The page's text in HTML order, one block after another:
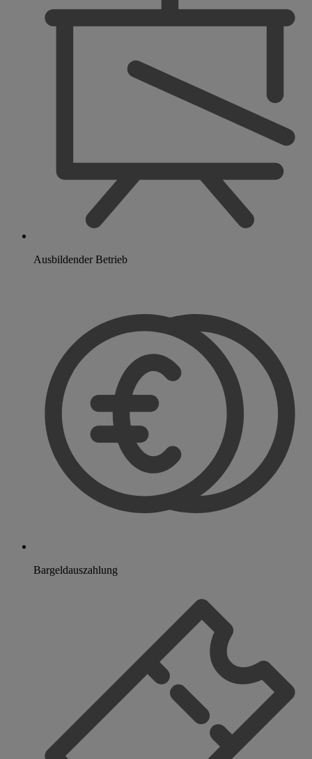
Ausbildender Betrieb
Bargeldauszahlung